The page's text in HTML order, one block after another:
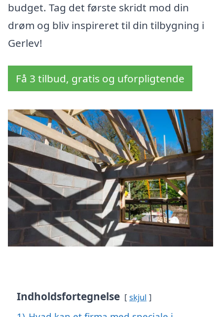
budget. Tag det første skridt mod din
drøm og bliv inspireret til din tilbygning i
Gerlev!
Få 3 tilbud, gratis og uforpligtende
Indholdsfortegnelse skjul